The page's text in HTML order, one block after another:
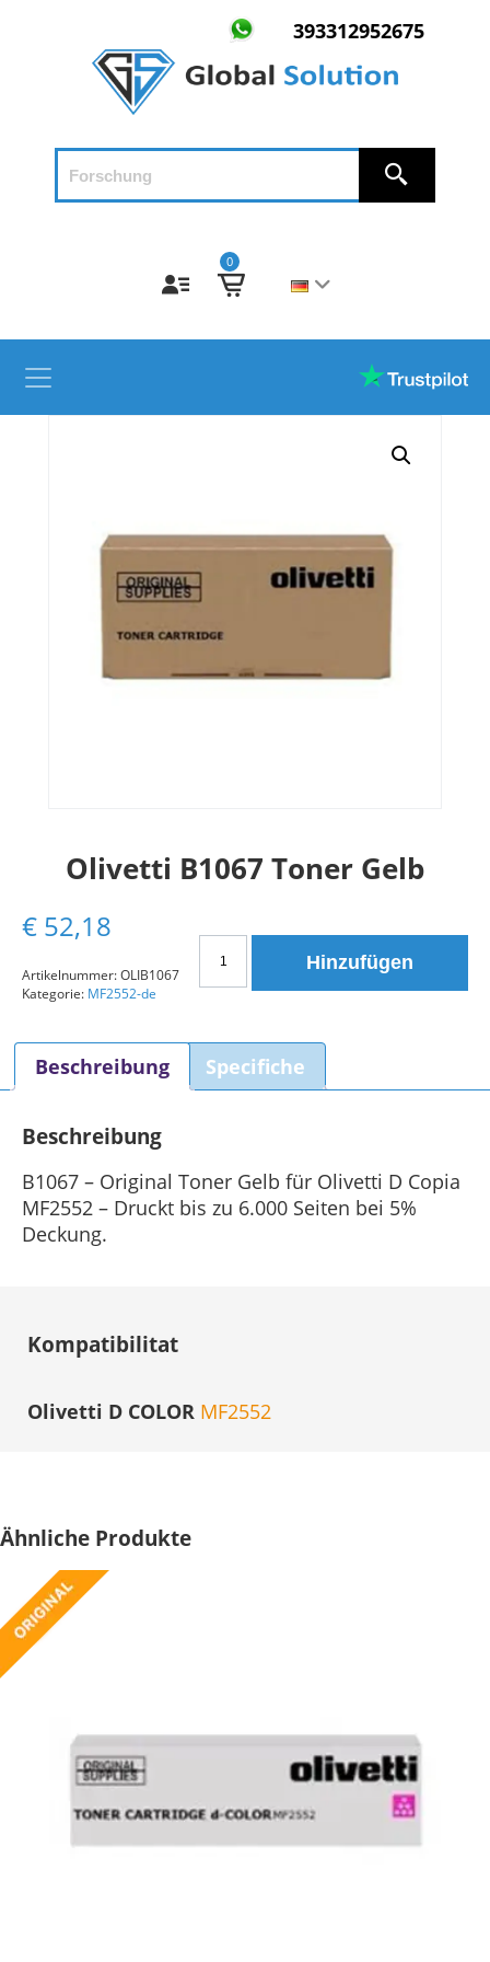
393312952675
0
Olivetti B1067 Toner Gelb
€ 52,18
B1067
Toner
Menge
Hinzufügen
Artikelnummer:OLIB1067
Kategorie: MF2552-de
Beschreibung Specifiche
Beschreibung
B1067 – Original Toner Gelb für Olivetti D Copia
MF2552 – Druckt bis zu 6.000 Seiten bei 5%
Deckung.
Kompatibilitat
Olivetti D COLOR MF2552
Ähnliche Produkte